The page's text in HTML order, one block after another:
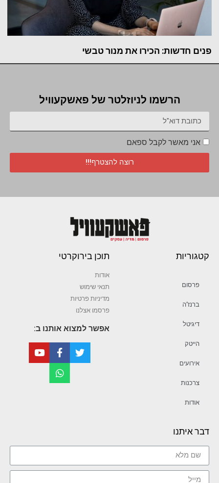
פנים חדשות: הכירו את מנור טבשי
הרשמו לניוזלטר של פאשקעוויל
אני מאשר לקבל ספאם
רוצה להצטרף!!!
קטגוריות
פרסום
ברנז’ה
דיגיטל
הייטק
אירועים
צרכנות
אודות
תוכן בירוקרטי
אודות
תנאי שימוש
מדיניות פרטיות
פרסמו אצלנו
אפשר למצוא אותנו ב:
דבר איתנו